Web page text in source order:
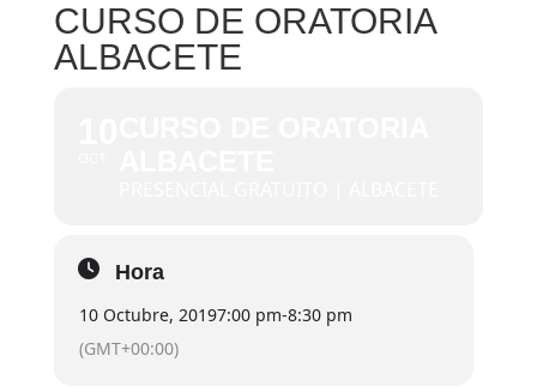
CURSO DE ORATORIA
ALBACETE
Hora
10 Octubre, 20197:00 pm-8:30 pm
(GMT+00:00)